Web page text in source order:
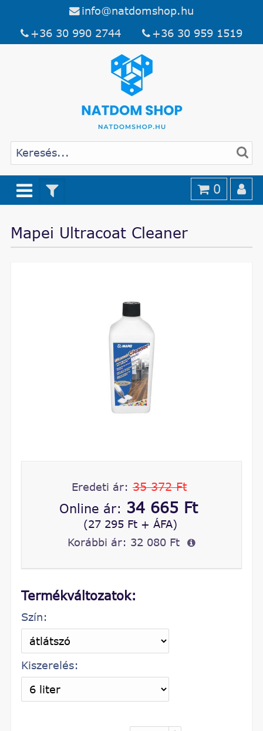
info@natdomshop.hu
+36 30 990 2744
+36 30 959 1519
0
Mapei Ultracoat Cleaner
Eredeti ár: 35 372 Ft
Online ár: 34 665 Ft
(27 295 Ft + ÁFA)
Korábbi ár: 32 080 Ft
Termékváltozatok:
Szín:
Kiszerelés: